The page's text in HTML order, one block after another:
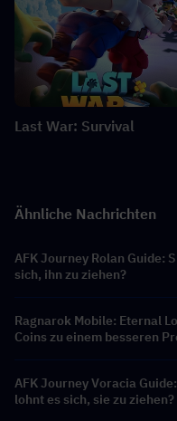
Last War: Survival
Ähnliche Nachrichten
AFK Journey Rolan Guide:
sich, ihn zu ziehen?
Ragnarok Mobile: Eternal
Coins zu einem besseren
AFK Journey Voracia
lohnt es sich, sie zu ziehen?